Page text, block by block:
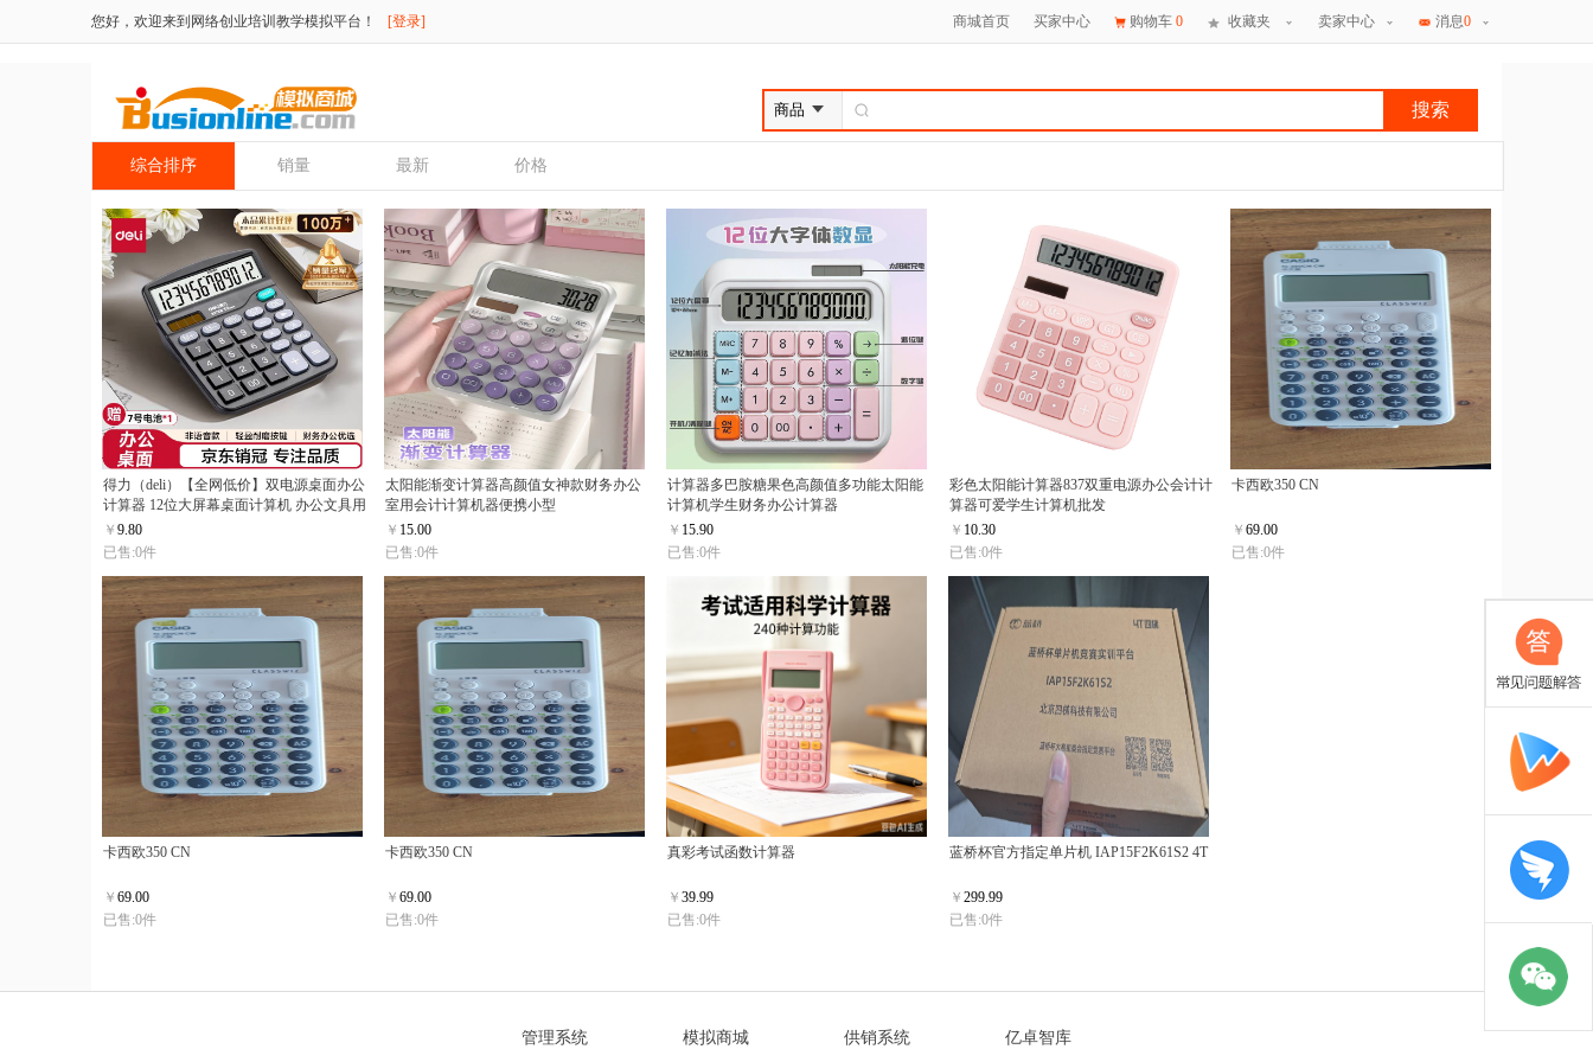
您好，欢迎来到网络创业培训教学模拟平台！ [登录] 商城首页 买家中心 购物车 0 收藏夹 卖家中心 消息0
消息 ×
搜索
综合排序 销量 最新 价格
得力（deli）【全网低价】双电源桌面办公
计算器 12位大屏幕桌面计算机 办公文具用
品 837ES
￥ 9.80
已售:0件
太阳能渐变计算器高颜值女神款财务办公
室用会计计算机器便携小型
￥ 15.00
已售:0件
计算器多巴胺糖果色高颜值多功能太阳能
计算机学生财务办公计算器
￥ 15.90
已售:0件
彩色太阳能计算器837双重电源办公会计计
算器可爱学生计算机批发
￥ 10.30
已售:0件
卡西欧350 CN
￥ 69.00
已售:0件
卡西欧350 CN
￥ 69.00
已售:0件
卡西欧350 CN
￥ 69.00
已售:0件
真彩考试函数计算器
￥ 39.99
已售:0件
蓝桥杯官方指定单片机 IAP15F2K61S2 4T
￥ 299.99
已售:0件
管理系统 模拟商城 供销系统 亿卓智库